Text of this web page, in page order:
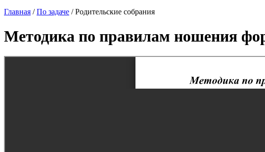
Главная /По задаче /Родительские собрания
Методика по правилам ношения